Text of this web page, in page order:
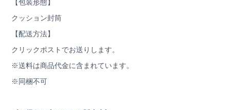
【包装形態】
クッション封筒
【配送方法】
クリックポストでお送りします。
※送料は商品代金に含まれています。
※同梱不可